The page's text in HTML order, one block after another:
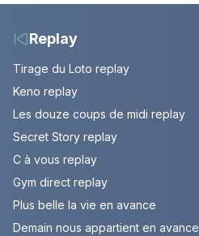
Replay
Tirage du Loto replay
Keno replay
Les douze coups de midi replay
Secret Story replay
C à vous replay
Gym direct replay
Plus belle la vie en avance
Demain nous appartient en avance